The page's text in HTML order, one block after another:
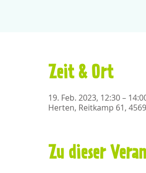
Zeit & Ort
19. Feb. 2023, 12:30 –
Herten, Reitkamp 61,
Zu dieser